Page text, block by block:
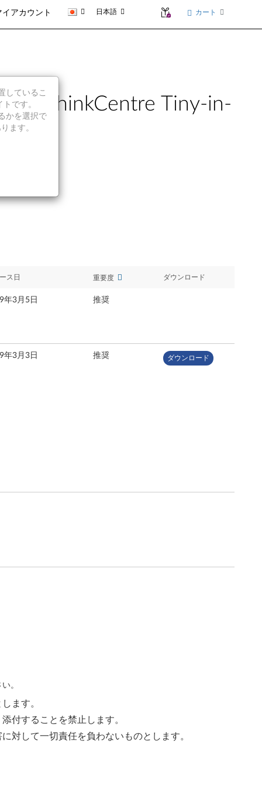
イアカウント 日本語 カート
- ThinkCentre Tiny-in-
ス日 重要度 ダウンロード
年3月5日 推奨
年3月3日 推奨 ダウンロード
。
ます。
付することを禁止します。
対して一切責任を負わないものとします。
しているこ
です。
かを選択で
ます。